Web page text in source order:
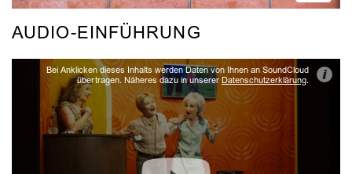
AUDIO-EINFÜHRUNG
Bei Anklicken dieses Inhalts werden Daten von Ihnen an SoundCloud
übertragen. Näheres dazu in unserer Datenschutzerklärung. i